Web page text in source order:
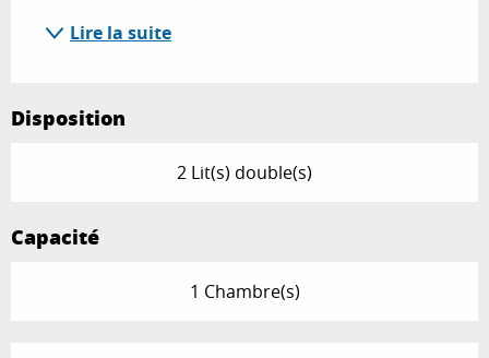
Lire la suite
Disposition
2 Lit(s) double(s)
Capacité
1 Chambre(s)